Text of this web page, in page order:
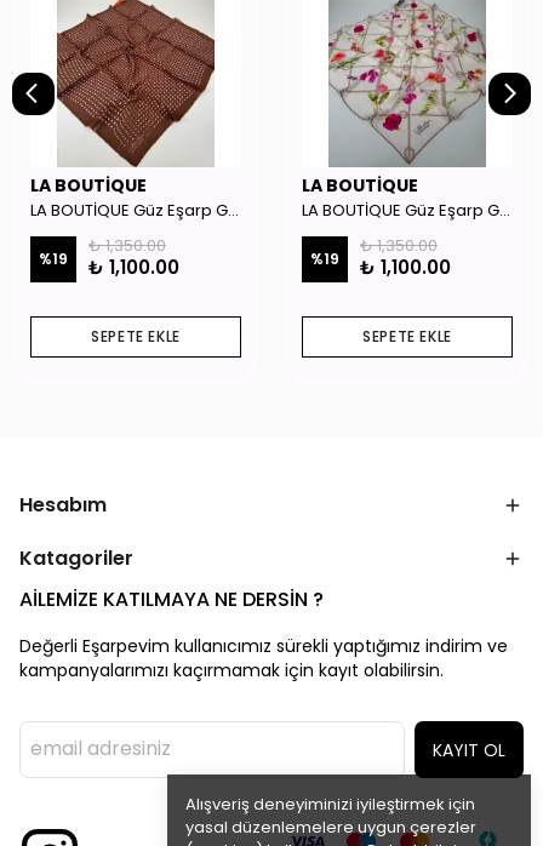
Alışveriş deneyiminizi iyileştirmek için
yasal düzenlemelere uygun çerezler
LA BOUTİQUE
LA BOUTİQUE Güz Eşarp GYSE128415 (KAHVE - PEMBE)
%19
₺ 1,350.00
₺ 1,100.00
SEPETE EKLE
LA BOUTİQUE
LA BOUTİQUE Güz Eşarp GYSE165701
%19
₺ 1,350.00
₺ 1,100.00
SEPETE EKLE
Hesabım
Katagoriler
AİLEMİZE KATILMAYA NE DERSİN ?
Değerli Eşarpevim kullanıcımız sürekli yaptığımız indirim ve
kampanyalarımızı kaçırmamak için kayıt olabilirsin.
KAYIT OL